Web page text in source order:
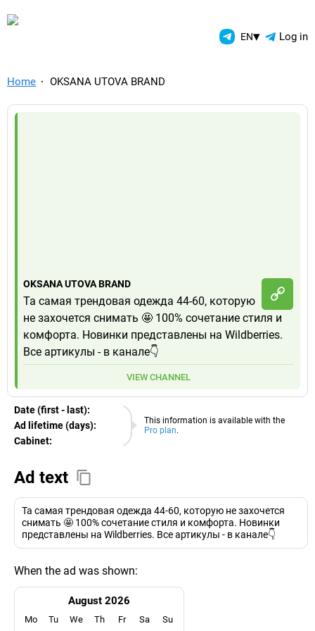
TelegramAds.com — EN▾ Log in
Home OKSANA UTOVA BRAND
OKSANA UTOVA BRAND
Та самая трендовая одежда 44-60, которую
не захочется снимать 🤩 100% сочетание стиля и
комфорта. Новинки представлены на Wildberries.
Все артикулы - в канале👇
VIEW CHANNEL
This information is available with the
Pro plan.
Date (first - last):
09.08.2026
Ad lifetime (days):
Cabinet:
EURO
Ad text
Та самая трендовая одежда 44-60, которую не захочется
снимать 🤩 100% сочетание стиля и комфорта. Новинки
представлены на Wildberries. Все артикулы - в канале👇
When the ad was shown:
August 2026
Mo Tu We Th Fr Sa Su